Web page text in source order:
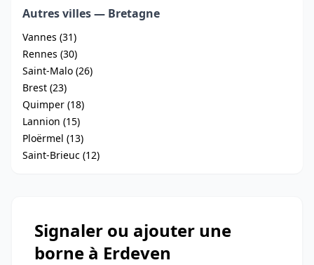
Autres villes — Bretagne
Vannes (31)
Rennes (30)
Saint-Malo (26)
Brest (23)
Quimper (18)
Lannion (15)
Ploërmel (13)
Saint-Brieuc (12)
Signaler ou ajouter une
borne à Erdeven